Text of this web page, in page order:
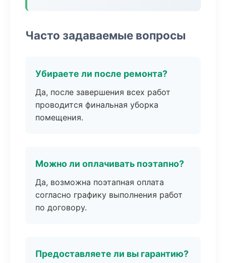
Часто задаваемые вопросы
Убираете ли после ремонта?
Да, после завершения всех работ
проводится финальная уборка
помещения.
Можно ли оплачивать поэтапно?
Да, возможна поэтапная оплата
согласно графику выполнения работ
по договору.
Предоставляете ли вы гарантию?